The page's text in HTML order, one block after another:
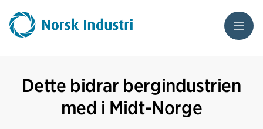
Meny
Dette bidrar bergindustrien
med i Midt-Norge